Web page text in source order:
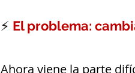
⚡ El problema:
Ahora viene la parte